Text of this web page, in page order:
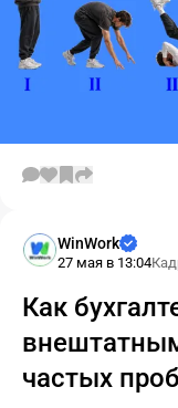
WinWork
27 мая в 13:04
Как
частых